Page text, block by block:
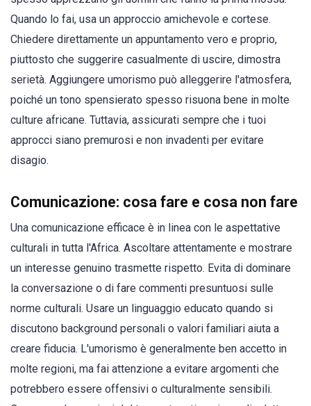
Quando lo fai, usa un approccio amichevole e cortese.
Chiedere direttamente un appuntamento vero e proprio,
piuttosto che suggerire casualmente di uscire, dimostra
serietà. Aggiungere umorismo può alleggerire l'atmosfera,
poiché un tono spensierato spesso risuona bene in molte
culture africane. Tuttavia, assicurati sempre che i tuoi
approcci siano premurosi e non invadenti per evitare
disagio.
Comunicazione: cosa fare e cosa non fare
Una comunicazione efficace è in linea con le aspettative
culturali in tutta l'Africa. Ascoltare attentamente e mostrare
un interesse genuino trasmette rispetto. Evita di dominare
la conversazione o di fare commenti presuntuosi sulle
norme culturali. Usare un linguaggio educato quando si
discutono background personali o valori familiari aiuta a
creare fiducia. L'umorismo è generalmente ben accetto in
molte regioni, ma fai attenzione a evitare argomenti che
potrebbero essere offensivi o culturalmente sensibili.